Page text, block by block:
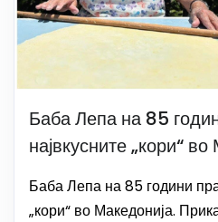
Баба Лепа на 85
највкусните „кори“
Баба Лепа на 85 години
„кори“ во Македонија.